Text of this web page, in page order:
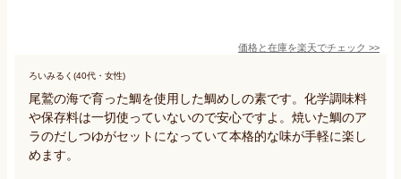
価格と在庫を楽天でチェック >>
ろいみるく(40代・女性)
尾鷲の海で育った鯛を使用した鯛めしの素です。化学調味料
や保存料は一切使っていないので安心ですよ。焼いた鯛のア
ラのだしつゆがセットになっていて本格的な味が手軽に楽し
めます。